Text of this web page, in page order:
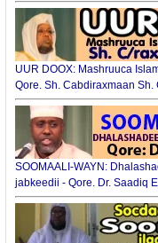
UUR DOOX: Mashruuca
Qore. Sh. Cabdiraxmaan Sh.
SOOMAALI-WAYN:
jabkeedii - Qore. Dr. Saadiq